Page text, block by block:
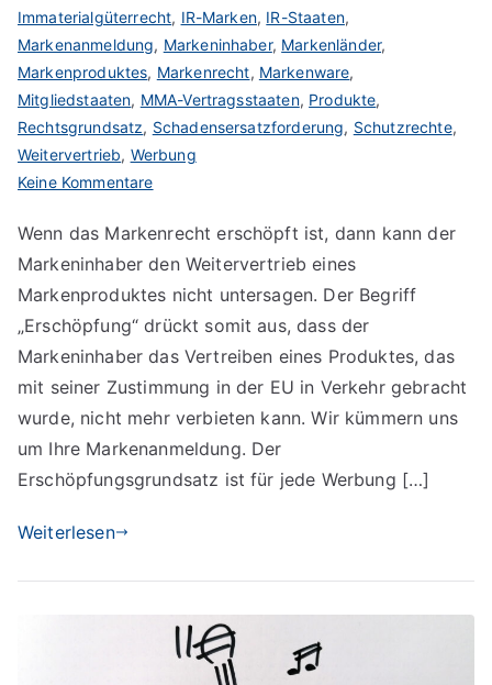
Immaterialgüterrecht, IR-Marken, IR-Staaten,
Markenanmeldung, Markeninhaber, Markenländer,
Markenproduktes, Markenrecht, Markenware,
Mitgliedstaaten, MMA-Vertragsstaaten, Produkte,
Rechtsgrundsatz, Schadensersatzforderung, Schutzrechte,
Weitervertrieb, Werbung
Keine Kommentarezu
Markenrecht
und
seine
Erschöpfung
Wenn das Markenrecht erschöpft ist, dann kann der
Markeninhaber den Weitervertrieb eines
Markenproduktes nicht untersagen. Der Begriff
„Erschöpfung“ drückt somit aus, dass der
Markeninhaber das Vertreiben eines Produktes, das
mit seiner Zustimmung in der EU in Verkehr gebracht
wurde, nicht mehr verbieten kann. Wir kümmern uns
um Ihre Markenanmeldung. Der
Erschöpfungsgrundsatz ist für jede Werbung […]
Weiterlesen